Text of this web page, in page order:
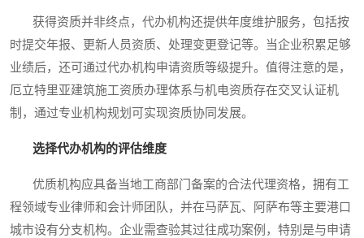
获得资质并非终点，代办机构还提供年度维护服务，包括按
时提交年报、更新人员资质、处理变更登记等。当企业积累足够
业绩后，还可通过代办机构申请资质等级提升。值得注意的是，
厄立特里亚建筑施工资质办理体系与机电资质存在交叉认证机
制，通过专业机构规划可实现资质协同发展。
选择代办机构的评估维度
优质机构应具备当地工商部门备案的合法代理资格，拥有工
程领域专业律师和会计师团队，并在马萨瓦、阿萨布等主要港口
城市设有分支机构。企业需查验其过往成功案例，特别是与申请